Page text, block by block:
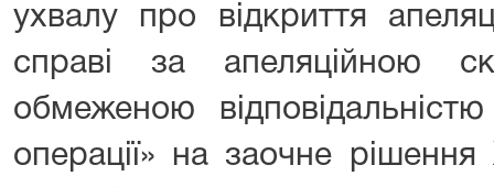
ухвалу про відкриття
справі за апеляційною
обмеженою відповідальністю
операції» на заочне рішення